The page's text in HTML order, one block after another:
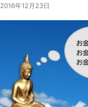
2016年12月23日